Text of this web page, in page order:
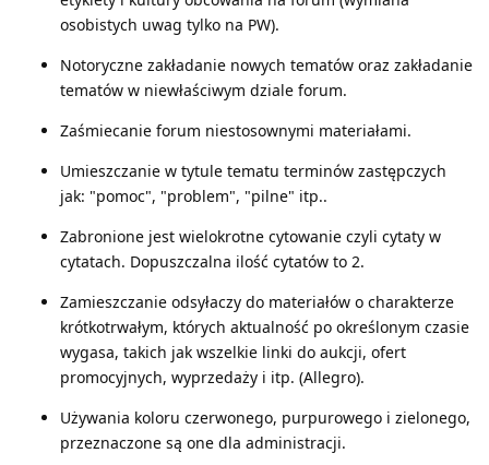
osobistych uwag tylko na PW).
Notoryczne zakładanie nowych tematów oraz zakładanie
tematów w niewłaściwym dziale forum.
Zaśmiecanie forum niestosownymi materiałami.
Umieszczanie w tytule tematu terminów zastępczych
jak: "pomoc", "problem", "pilne" itp..
Zabronione jest wielokrotne cytowanie czyli cytaty w
cytatach. Dopuszczalna ilość cytatów to 2.
Zamieszczanie odsyłaczy do materiałów o charakterze
krótkotrwałym, których aktualność po określonym czasie
wygasa, takich jak wszelkie linki do aukcji, ofert
promocyjnych, wyprzedaży i itp. (Allegro).
Używania koloru czerwonego, purpurowego i zielonego,
przeznaczone są one dla administracji.